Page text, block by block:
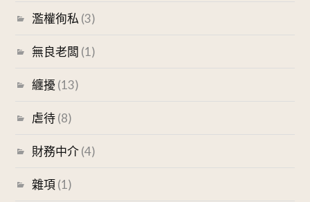
濫權徇私 (3)
無良老闆 (1)
纏擾 (13)
虐待(8)
財務中介(4)
雜項(1)